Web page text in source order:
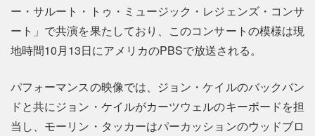
ー・サルート・トゥ・ミュージック・レジェンズ・コンサ
ート」で共演を果たしており、このコンサートの模様は現
地時間10月13日にアメリカのPBSで放送される。
パフォーマンスの映像では、ジョン・ケイルのバックバン
ドと共にジョン・ケイルがカーツウェルのキーボードを担
当し、モーリン・タッカーはパーカッションのウッドブロ